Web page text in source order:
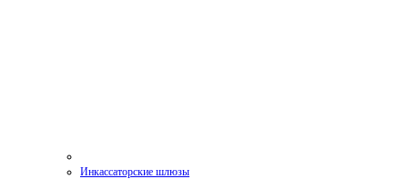
Инкассаторские шлюзы